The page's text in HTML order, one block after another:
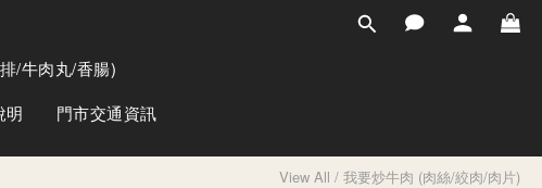
/牛肉丸/香腸)
明 門市交通資訊
View All / 我要炒牛肉 (肉絲/絞肉/肉片)
BUY NOW